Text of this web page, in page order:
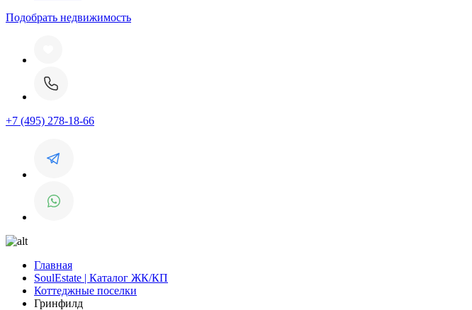
Подобрать недвижимость
+7 (495) 278-18-66
Главная
SoulEstate | Каталог ЖК/КП
Коттеджные поселки
Гринфилд